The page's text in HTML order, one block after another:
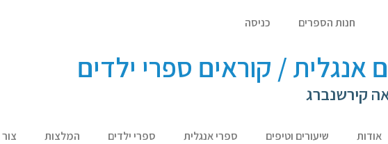
חנות הספרים כניסה
אנגלית / קוראים ספרי ילדים
קירשנברג
אודות שיעורים וטיפים ספרי אנגלית ספרי ילדים המלצות